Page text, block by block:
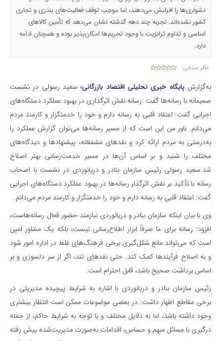
دشواری‌ها را افزایش می‌دهند، اما موجب توقف فعالیت‌های بندری و تجاری
کشور نشده‌اند. تجربه چند دهه گذشته نشان می‌دهد که تأمین کالاهای
اساسی و تداوم ترانزیت با وجود تحریم‌ها امکان‌پذیر بوده و همچنان ادامه
دارد.
نظر سنجی:
به‌گزارش پایگاه خبری تحلیلی اقتصاد بازرگانی؛ سعید رسولی در نشست
صمیمانه با رسانه‌ها گفت :رسانه نقش اثرگذاری در بهبود عملکرد دستگاه‌های
اجرایی گفت: اعتقاد قلبی به رسانه دارم و خود را خدمتگزار و کارمند مردم
می‌دانم. باور من این است که از مسیر رسانه‌ها می‌توان گزارش عملکرد را
به‌درستی به مردم ارائه کرد و نقدهای مشفقانه، پیشنهادها و دیدگاه‌های
مختلف را شنید و بر اساس آن‌ها در مسیر خدمت‌رسانی بهتر اصلاح
شد.سعید رسولی رئیس سازمان بنادر و دریانوردی در نشست با اصحاب
رسانه با تأکید بر نقش اثرگذار رسانه‌ها در بهبود عملکرد دستگاه‌های اجرایی
گفت: اعتقاد قلبی به رسانه دارم و خود را خدمتگزار و کارمند مردم می‌دانم.
وی با بیان اینکه سازمان بنادر و دریانوردی نیازمند حضور فعال رسانه‌هاست،
افزود: رسانه برای ما صرفاً ابزار اطلاع‌رسانی نیست، بلکه یک مشاور امین
است که می‌تواند مانع شکل‌گیری برخی فرهنگ‌های غلط در اداره امور شود
و به اصلاح فرآیندها کمک کند. حتی نقدهای تند، اگر از سر دلسوزی و بر
اساس برداشت صحیح باشد، قابل احترام است.
رئیس سازمان بنادر و دریانوردی با اشاره به شرایط پیچیده مدیریتی در
برخی مقاطع اظهار داشت: در بعضی موضوعات ممکن است انتظار بیشتری
وجود داشته باشد، اما به دلایل مختلف و با توجه به شرایط حاکم، از جمله
درگیری با مسائل مبهم و حساس، اقدامات به‌صورت مدیریت‌شده پیش رفته